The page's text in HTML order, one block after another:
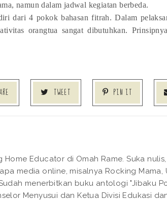
namun dalam jadwal kegiatan berbeda.
dari 4 pokok bahasan fitrah. Dalam
orangtua sangat dibutuhkan.
TWEET PIN IT
Home Educator di Omah Rame. Suka
media online, misalnya Rocking Mama,
menerbitkan buku antologi "Jibaku
Menyusui dan Ketua Divisi Edukasi